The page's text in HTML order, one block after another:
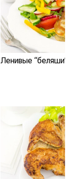
Ленивые “беляши”